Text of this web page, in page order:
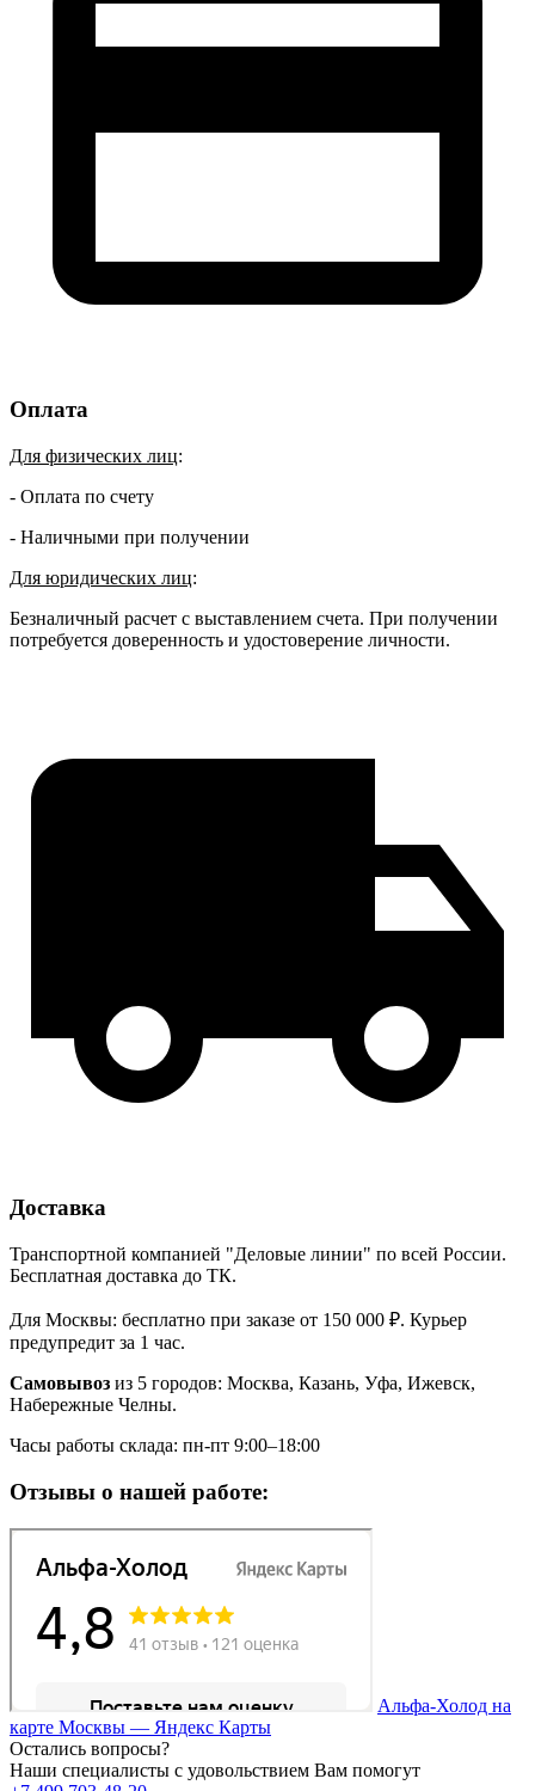
Оплата
Для физических лиц:
- Оплата по счету
- Наличными при получении
Для юридических лиц:
Безналичный расчет с выставлением счета. При получении
потребуется доверенность и удостоверение личности.
Доставка
Транспортной компанией "Деловые линии" по всей России.
Бесплатная доставка до ТК.
Для Москвы: бесплатно при заказе от 150 000 ₽. Курьер
предупредит за 1 час.
Самовывоз из 5 городов: Москва, Казань, Уфа, Ижевск,
Набережные Челны.
Часы работы склада: пн-пт 9:00–18:00
Отзывы о нашей работе:
Альфа-Холод на
карте Москвы — Яндекс Карты
Остались вопросы?
Наши специалисты с удовольствием Вам помогут